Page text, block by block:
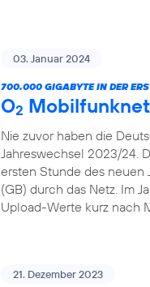
03. Januar 2024
700.000 GIGABYTE IN DER
O2
Nie zuvor haben die
Jahreswechsel 2023/24.
ersten Stunde des neuen
(GB) durch das Netz. Im
Upload-Werte kurz nach
21. Dezember 2023